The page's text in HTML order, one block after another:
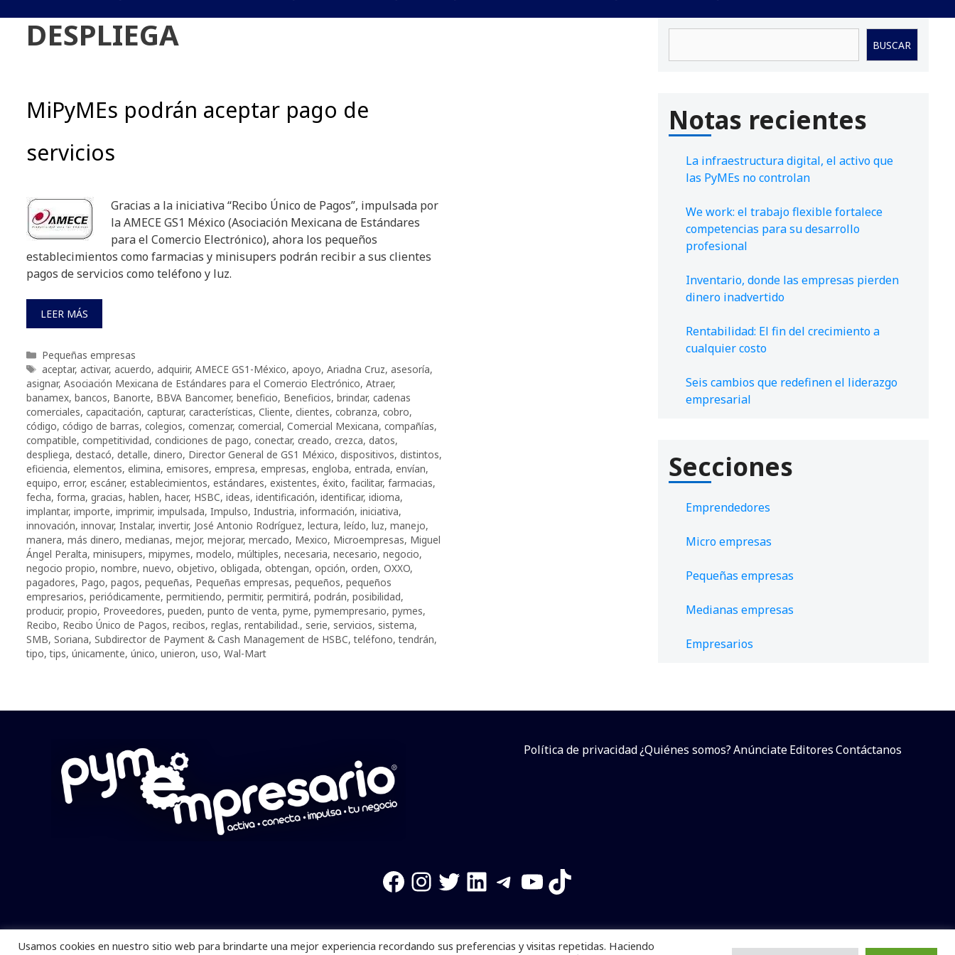
DESPLIEGA
MiPyMEs podrán aceptar pago de
servicios
Gracias a la iniciativa “Recibo Único de Pagos”, impulsada por
la AMECE GS1 México (Asociación Mexicana de Estándares
para el Comercio Electrónico), ahora los pequeños
establecimientos como farmacias y minisupers podrán recibir a sus clientes
pagos de servicios como teléfono y luz.
LEER MÁS
Categorías
Pequeñas empresas
Etiquetas
aceptar, activar, acuerdo, adquirir, AMECE GS1-México, apoyo, Ariadna Cruz, asesoría,
asignar, Asociación Mexicana de Estándares para el Comercio Electrónico, Atraer,
banamex, bancos, Banorte, BBVA Bancomer, beneficio, Beneficios, brindar, cadenas
comerciales, capacitación, capturar, características, Cliente, clientes, cobranza, cobro,
código, código de barras, colegios, comenzar, comercial, Comercial Mexicana, compañías,
compatible, competitividad, condiciones de pago, conectar, creado, crezca, datos,
despliega, destacó, detalle, dinero, Director General de GS1 México, dispositivos, distintos,
eficiencia, elementos, elimina, emisores, empresa, empresas, engloba, entrada, envían,
equipo, error, escáner, establecimientos, estándares, existentes, éxito, facilitar, farmacias,
fecha, forma, gracias, hablen, hacer, HSBC, ideas, identificación, identificar, idioma,
implantar, importe, imprimir, impulsada, Impulso, Industria, información, iniciativa,
innovación, innovar, Instalar, invertir, José Antonio Rodríguez, lectura, leído, luz, manejo,
manera, más dinero, medianas, mejor, mejorar, mercado, Mexico, Microempresas, Miguel
Ángel Peralta, minisupers, mipymes, modelo, múltiples, necesaria, necesario, negocio,
negocio propio, nombre, nuevo, objetivo, obligada, obtengan, opción, orden, OXXO,
pagadores, Pago, pagos, pequeñas, Pequeñas empresas, pequeños, pequeños
empresarios, periódicamente, permitiendo, permitir, permitirá, podrán, posibilidad,
producir, propio, Proveedores, pueden, punto de venta, pyme, pymempresario, pymes,
Recibo, Recibo Único de Pagos, recibos, reglas, rentabilidad., serie, servicios, sistema,
SMB, Soriana, Subdirector de Payment & Cash Management de HSBC,teléfono,tendrán,
tipo,tips, únicamente, único, unieron, uso, Wal-Mart
BUSCAR
Notas recientes
La infraestructura digital, el activo que
las PyMEs no controlan
We work: el trabajo flexible fortalece
competencias para su desarrollo
profesional
Inventario, donde las empresas pierden
dinero inadvertido
Rentabilidad: El fin del crecimiento a
cualquier costo
Seis cambios que redefinen el liderazgo
empresarial
Secciones
Emprendedores
Micro empresas
Pequeñas empresas
Medianas empresas
Empresarios
Política de privacidad¿Quiénes somos?AnúnciateEditoresContáctanos
Facebook
Instagram
Twitter
LinkedIn
Telegram
YouTube
TikTok
Pymempresario © 2025 Todos los derechos reservados. Se prohibe el uso de la información total o parcial sin dar referencia a la fuente.
Usamos cookies en nuestro sitio web para brindarte una mejor experiencia recordando sus preferencias y visitas repetidas. Haciendo